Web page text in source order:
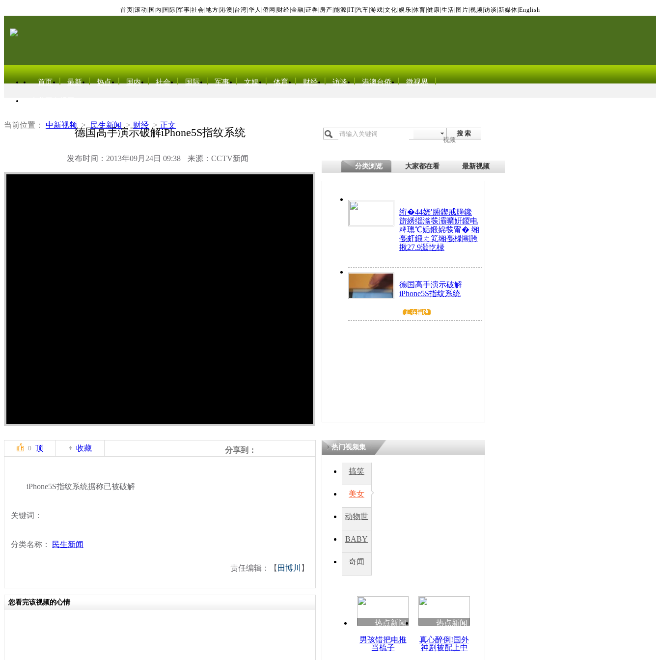
首页 滚动 国内 国际 军事 社会 地方 港澳 台湾 华人 侨网 财经 金融 证券 房产 能源 IT| 汽车 游戏 文化 娱乐 体育 健康 生活 图片 视频 访谈 新媒体 English
首页 最新 热点 国内 社会 国际 军事 文娱 体育 财经 访谈 港澳台侨 微视界
当前位置： 中新视频 > 民生新闻 > 财经 > 正文
德国高手演示破解iPhone5S指纹系统
发布时间：2013年09月24日 09:38 来源：CCTV新闻
搜 索
视频
分类浏览 大家都在看 最新视频
绗�44娆′腑鍥戒簰鑱
旂綉缁滃彂灞曠姸鍐电
粺璁℃姤鍛婂彂甯� 缃
戞皯鍛ㄤ笂缃戞椂闀胯
揪27.9灏忔椂
德国高手演示破解
iPhone5S指纹系统
0 顶 收藏 分享到：
iPhone5S指纹系统据称已被破解
关键词：
分类名称： 民生新闻
责任编辑：【 田博川 】
您看完该视频的心情
热门视频集
搞笑
美女
动物世
BABY
秀
奇闻
热点新闻
男孩错把电推
当梳子
热点新闻
真心醉倒!国外
神剧被配上中